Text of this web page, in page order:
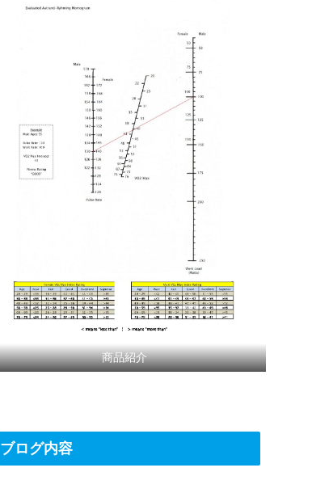
商品紹介
ブログ内容